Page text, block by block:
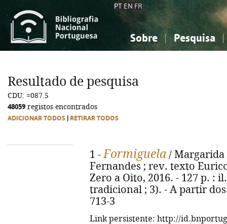
PT EN FR
Sobre Pesquisa
Ciências sociais...
Ciências sociais...
Resultado de pesquisa
CDU: =087.5
48059 registos encontrados
ADICIONAR TODOS RETIRAR TODOS
1 -Formiguela / Margarida
Fernandes ; rev. texto
Zero a Oito, 2016. - 127 p. :
tradicional ; 3). - A partir dos
713-3
Link persistente: http://